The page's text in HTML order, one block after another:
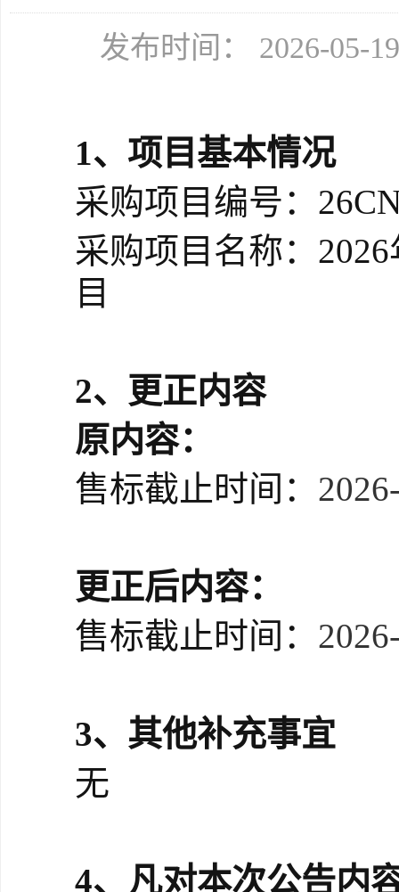
发布时间： 2026-05-
1、 项目基本情况
采购项目编号：
采购项目名称：
目
2、 更正内容
原内容：
售标截止时间：
更正后内容：
售标截止时间：
3、 其他补充事宜
无
4、 凡对本次公告内